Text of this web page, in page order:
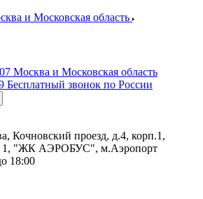
и Московская область
Москва и Московская область
Бесплатный звонок по России
Кочновский проезд, д.4, корп.1,
1, "ЖК АЭРОБУС", м.Аэропорт
18:00